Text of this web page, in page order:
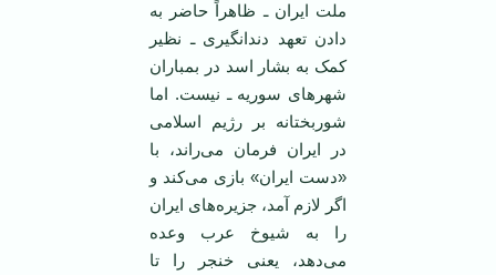
ملت ایران ـ ظاهراً حاضر به
دادن تعهد دندانگیری ـ نظیر
کمک به بشار اسد در بمباران
شهرهای سوریه ـ نیست. اما
شوربختانه بر رژیم اسلامی
در ایران فرمان می‌راند، با
«دست ایران» بازی می‌کند و
اگر لازم آمد، جزیره‌های ایران
را به شیوخ عرب وعده
می‌دهد، یعنی خنجر را تا